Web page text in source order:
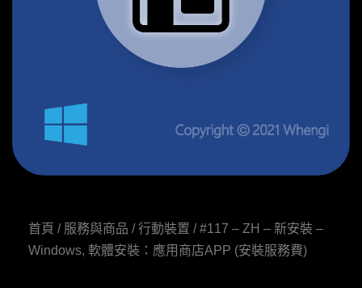
首頁 / 服務與商品 /行動裝置 / #117 – ZH – 新安裝 –
Windows, 軟體安裝：應用商店APP (安裝服務費)